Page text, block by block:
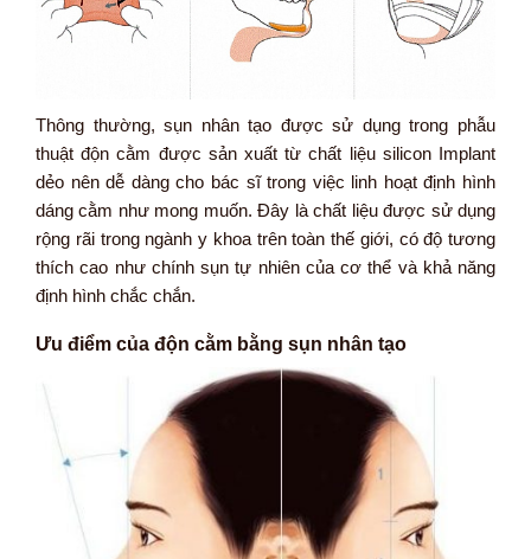
Thông thường, sụn nhân tạo được sử dụng trong phẫu
thuật độn cằm được sản xuất từ chất liệu silicon Implant
dẻo nên dễ dàng cho bác sĩ trong việc linh hoạt định hình
dáng cằm như mong muốn. Đây là chất liệu được sử dụng
rộng rãi trong ngành y khoa trên toàn thế giới, có độ tương
thích cao như chính sụn tự nhiên của cơ thể và khả năng
định hình chắc chắn.
Ưu điểm của độn cằm bằng sụn nhân tạo